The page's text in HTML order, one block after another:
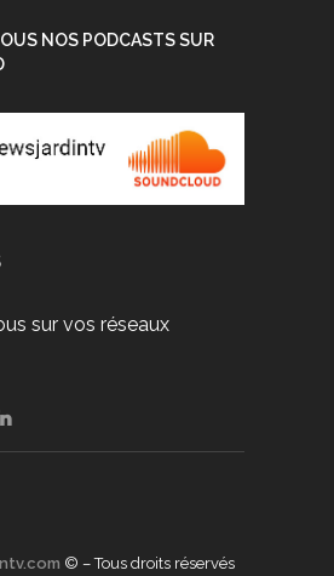
NOS PODCASTS SUR
sur vos réseaux
© – Tous droits réservés